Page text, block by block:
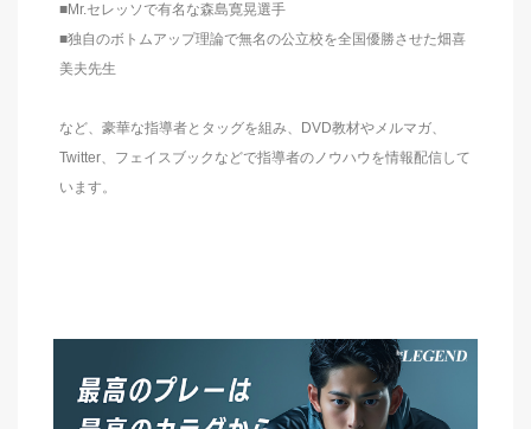
■Mr.セレッソで有名な森島寛晃選手
■独自のボトムアップ理論で無名の公立校を全国優勝させた畑喜
美夫先生
など、豪華な指導者とタッグを組み、DVD教材やメルマガ、
Twitter、フェイスブックなどで指導者のノウハウを情報配信して
います。